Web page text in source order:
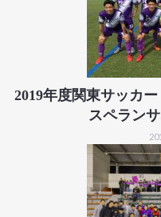
2019年度関東サッカ
スペラン